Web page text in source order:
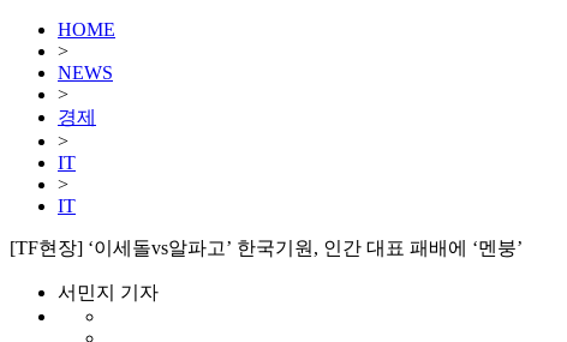
HOME
>
NEWS
>
경제
>
IT
>
IT
[TF현장] ‘이세돌vs알파고’ 한국기원, 인간 대표 패배에 ‘멘붕’
서민지 기자